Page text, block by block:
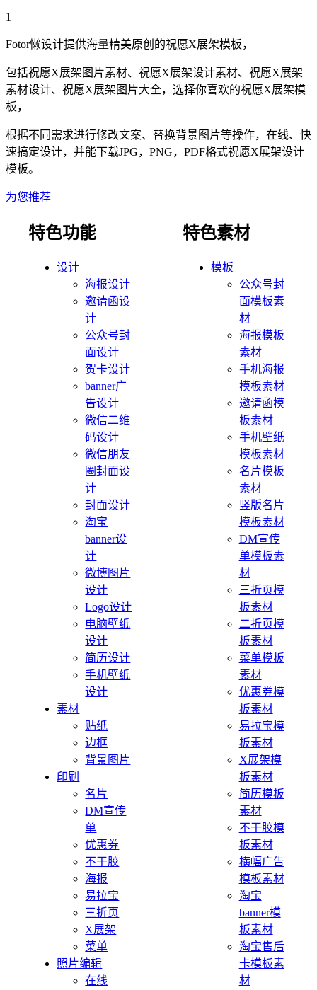
1
Fotor懒设计提供海量精美原创的祝愿X展架模板，
包括祝愿X展架 图片素材、 祝愿X展架设计素材、 祝愿X展架
素材设计、 祝愿X展架 图片大全，选择你喜欢的祝愿X展架模
板，
根据不同需求进行修改文案、替换背景图片等操作，在线、快
速搞定设计，并能下载JPG，PNG，PDF格式祝愿X展架设计
模板。
为您推荐
特色功能
设计
海报设计
邀请函设
计
公众号封
面设计
贺卡设计
banner广
告设计
微信二维
码设计
微信朋友
圈封面设
计
封面设计
淘宝
banner设
计
微博图片
设计
Logo设计
电脑壁纸
设计
简历设计
手机壁纸
设计
素材
贴纸
边框
背景图片
印刷
名片
DM宣传
单
优惠券
不干胶
海报
易拉宝
三折页
X展架
菜单
照片编辑
在线
特色素材
模板
公众号封
面模板素
材
海报模板
素材
手机海报
模板素材
邀请函模
板素材
手机壁纸
模板素材
名片模板
素材
竖版名片
模板素材
DM宣传
单模板素
材
三折页模
板素材
二折页模
板素材
菜单模板
素材
优惠券模
板素材
易拉宝模
板素材
X展架模
板素材
简历模板
素材
不干胶模
板素材
横幅广告
模板素材
淘宝
banner模
板素材
淘宝售后
卡模板素
材